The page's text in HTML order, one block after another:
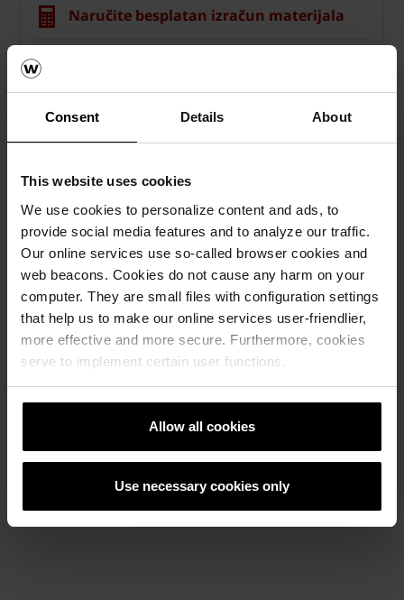
Consent Details About
This website uses cookies
We use cookies to personalize content and ads, to
provide social media features and to analyze our traffic.
Our online services use so-called browser cookies and
web beacons. Cookies do not cause any harm on your
computer. They are small files with configuration settings
that help us to make our online services user-friendlier,
more effective and more secure. Furthermore, cookies
serve to implement certain user functions.
Allow all cookies
Use necessary cookies only
Naručite besplatan izračun materijala
dokumentacija
Referetni objekti
POGLEDAJTE REFERENTNE OBJEKTE